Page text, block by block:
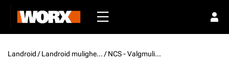
Landroid / Landroid muligheder / NCS - Valgmuligheder